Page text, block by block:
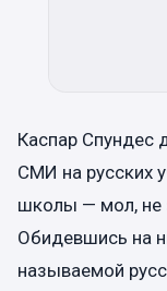
Каспар Спундес
СМИ на русских
школы — мол, не
Обидевшись на
называемой